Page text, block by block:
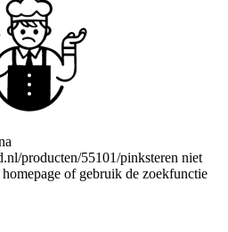
producten/55101/pinksteren niet
of gebruik de zoekfunctie